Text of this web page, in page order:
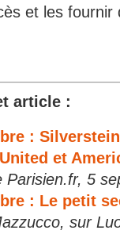
et les
article :
:
et
Parisien.fr, 5
: Le petit
sur